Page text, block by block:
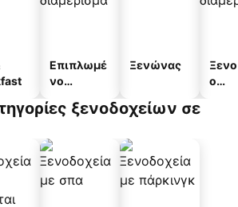
Επιπλωμέ
νο
α
Ξενώνας
ο
ξενοδοχείων σε